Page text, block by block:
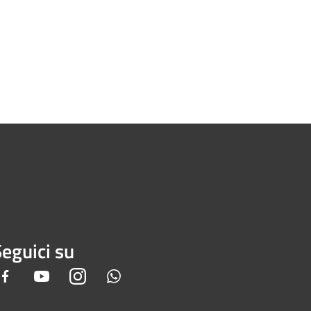
su
Facebook YoutubeInstagram